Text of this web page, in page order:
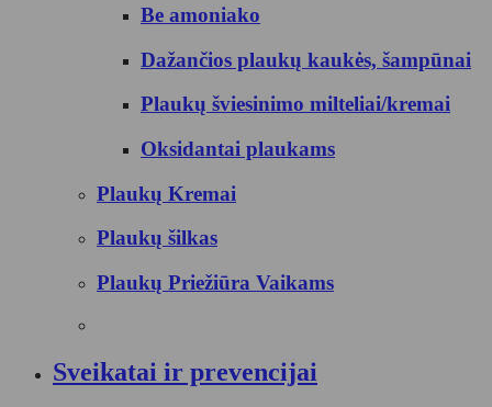
Be amoniako
Dažančios plaukų kaukės, šampūnai
Plaukų šviesinimo milteliai/kremai
Oksidantai plaukams
Plaukų Kremai
Plaukų šilkas
Plaukų Priežiūra Vaikams
Sveikatai ir prevencijai